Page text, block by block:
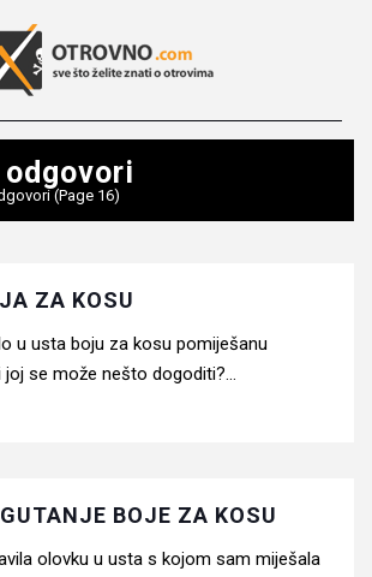
(Page 16)
ZA KOSU
u usta boju za kosu pomiješanu
joj se može nešto dogoditi?...
BOJE ZA KOSU
olovku u usta s kojom sam miješala